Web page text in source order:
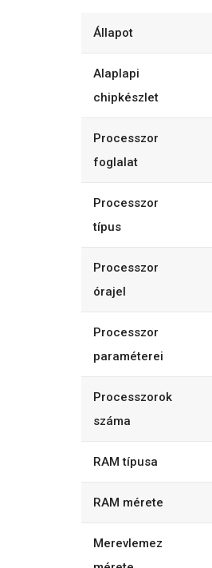
Állapot
Alaplapi
chipkészlet
Processzor
foglalat
Processzor
típus
Processzor
órajel
Processzor
paraméterei
Processzorok
száma
RAM típusa
RAM mérete
Merevlemez